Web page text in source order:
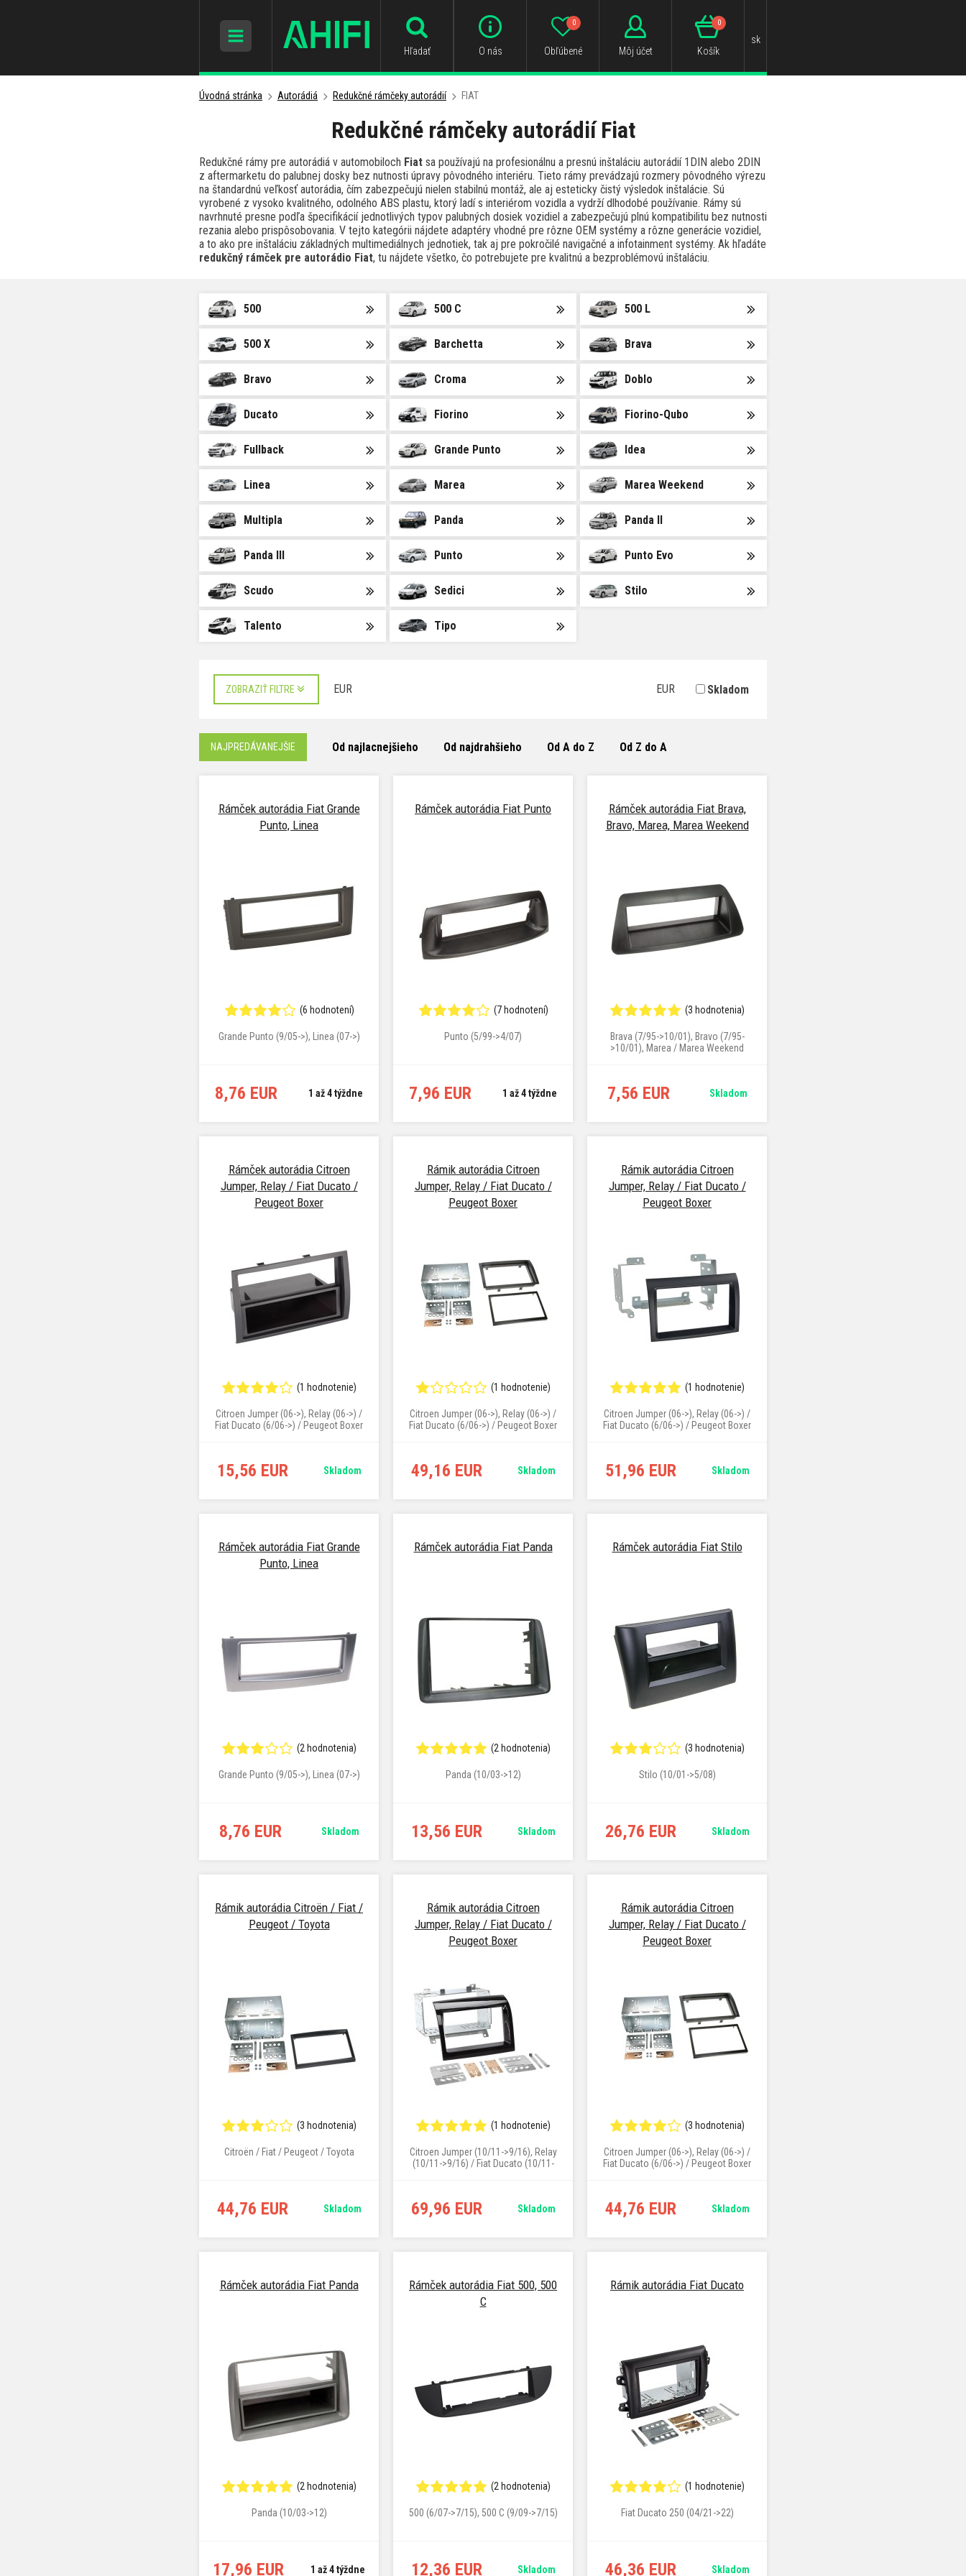
Hľadať O nás Obľúbené
0
Môj účet Košík
0
sk
Úvodná stránka Autorádiá Redukčné rámčeky autorádií FIAT
Redukčné rámčeky autorádií Fiat
Redukčné rámy pre autorádiá v automobiloch Fiat sa používajú na profesionálnu a presnú inštaláciu autorádií 1DIN alebo 2DIN
z aftermarketu do palubnej dosky bez nutnosti úpravy pôvodného interiéru. Tieto rámy prevádzajú rozmery pôvodného výrezu
na štandardnú veľkosť autorádia, čím zabezpečujú nielen stabilnú montáž, ale aj esteticky čistý výsledok inštalácie. Sú
vyrobené z vysoko kvalitného, odolného ABS plastu, ktorý ladí s interiérom vozidla a vydrží dlhodobé používanie. Rámy sú
navrhnuté presne podľa špecifikácií jednotlivých typov palubných dosiek vozidiel a zabezpečujú plnú kompatibilitu bez nutnosti
rezania alebo prispôsobovania. V tejto kategórii nájdete adaptéry vhodné pre rôzne OEM systémy a rôzne generácie vozidiel,
a to ako pre inštaláciu základných multimediálnych jednotiek, tak aj pre pokročilé navigačné a infotainment systémy. Ak hľadáte
redukčný rámček pre autorádio Fiat, tu nájdete všetko, čo potrebujete pre kvalitnú a bezproblémovú inštaláciu.
500 500 C 500 L
500 X Barchetta Brava
Bravo Croma Doblo
Ducato Fiorino Fiorino-Qubo
Fullback Grande Punto Idea
Linea Marea Marea Weekend
Multipla Panda Panda II
Panda III Punto Punto Evo
Scudo Sedici Stilo
Talento Tipo
ZOBRAZIŤ FILTRE EUR EUR Skladom
NAJPREDÁVANEJŠIE Od najlacnejšieho Od najdrahšieho Od A do Z Od Z do A
Rámček autorádia Fiat Grande
Punto, Linea
(6 hodnotení)
Grande Punto (9/05->), Linea (07->)
8,76 EUR 1 až 4 týždne
Rámček autorádia Fiat Punto
(7 hodnotení)
Punto (5/99->4/07)
7,96 EUR 1 až 4 týždne
Rámček autorádia Fiat Brava,
Bravo, Marea, Marea Weekend
(3 hodnotenia)
Brava (7/95->10/01), Bravo (7/95-
>10/01), Marea / Marea Weekend
7,56 EUR Skladom
Rámček autorádia Citroen
Jumper, Relay / Fiat Ducato /
Peugeot Boxer
(1 hodnotenie)
Citroen Jumper (06->)​​​​​​​, Relay (06->) /
Fiat Ducato (6/06->) / Peugeot Boxer
15,56 EUR Skladom
Rámik autorádia Citroen
Jumper, Relay / Fiat Ducato /
Peugeot Boxer
(1 hodnotenie)
Citroen Jumper (06->), Relay (06->) /
Fiat Ducato (6/06->) / Peugeot Boxer
49,16 EUR Skladom
Rámik autorádia Citroen
Jumper, Relay / Fiat Ducato /
Peugeot Boxer
(1 hodnotenie)
Citroen Jumper (06->), Relay (06->) /
Fiat Ducato (6/06->) / Peugeot Boxer
51,96 EUR Skladom
Rámček autorádia Fiat Grande
Punto, Linea
(2 hodnotenia)
Grande Punto (9/05->), Linea (07->)
8,76 EUR Skladom
Rámček autorádia Fiat Panda
(2 hodnotenia)
Panda (10/03->12)
13,56 EUR Skladom
Rámček autorádia Fiat Stilo
(3 hodnotenia)
Stilo (10/01->5/08)
26,76 EUR Skladom
Rámik autorádia Citroën / Fiat /
Peugeot / Toyota
(3 hodnotenia)
Citroën / Fiat / Peugeot / Toyota
44,76 EUR Skladom
Rámik autorádia Citroen
Jumper, Relay / Fiat Ducato /
Peugeot Boxer
(1 hodnotenie)
Citroen Jumper (10/11->9/16), Relay
(10/11->9/16) / Fiat Ducato (10/11-
69,96 EUR Skladom
Rámik autorádia Citroen
Jumper, Relay / Fiat Ducato /
Peugeot Boxer
(3 hodnotenia)
Citroen Jumper (06->), Relay (06->) /
Fiat Ducato (6/06->) / Peugeot Boxer
44,76 EUR Skladom
Rámček autorádia Fiat Panda
(2 hodnotenia)
Panda (10/03->12)
17,96 EUR 1 až 4 týždne
Rámček autorádia Fiat 500, 500
C
(2 hodnotenia)
500 (6/07->7/15), 500 C (9/09->7/15)
12,36 EUR Skladom
Rámik autorádia Fiat Ducato
(1 hodnotenie)
Fiat Ducato 250 (04/21->22)
46,36 EUR Skladom